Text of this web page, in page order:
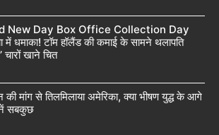
New Day Box Office Collection Day
में धमाका! टॉम हॉलैंड की कमाई के सामने थलापति
खाने चित
मांग से तिलमिलाया अमेरिका, क्या भीषण युद्ध के आगे
सबकुछ